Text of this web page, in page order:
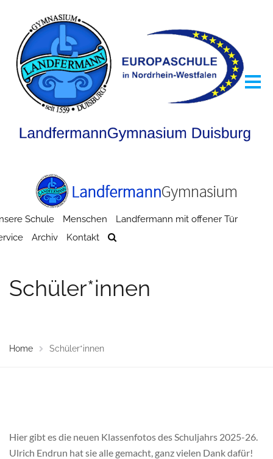
Schule Menschen
Landfermann mit offener Tür
Archiv Kontakt
Schüler*innen
Home Schüler*innen
Hier gibt es die neuen Klassenfotos des Schuljahrs 2025-26.
Ulrich Endrun hat sie alle gemacht, ganz vielen Dank dafür!